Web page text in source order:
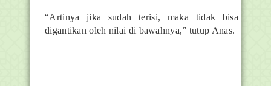
“Artinya jika sudah terisi, maka tidak bisa
digantikan oleh nilai di bawahnya,” tutup Anas.